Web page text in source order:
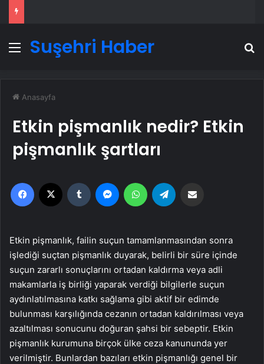
Menü
Suşehri Haber
Anasayfa
Etkin pişmanlık nedir? Etkin
pişmanlık şartları
Facebook Tumblr MessengerWhatsApp
Etkin pişmanlık, failin suçun tamamlanmasından sonra
işlediği suçtan pişmanlık duyarak, belirli bir süre içinde
suçun zararlı sonuçlarını ortadan kaldırma veya adli
makamlarla iş birliği yaparak verdiği bilgilerle suçun
aydınlatılmasına katkı sağlama gibi aktif bir edimde
bulunması karşılığında cezanın ortadan kaldırılması veya
azaltılması sonucunu doğuran şahsi bir sebeptir. Etkin
pişmanlık kurumuna birçok ülke ceza kanununda yer
verilmiştir. Bunlardan bazıları etkin pişmanlığı genel bir